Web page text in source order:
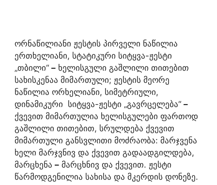
ორნაწილიანი ჟესტის პირველი ნაწილია
ერთხელიანი, სტატიკური სიტყვა-ჟესტი
„თბილი“ – ხელისგული გაშლილი თითებით
სახისკენაა მიმართული; ჟესტის მეორე
ნაწილია ორხელიანი, სიმეტრიული,
დინამიკური სიტყვა-ჟესტი „გავრცელება“ –
ქვევით მიმართულია ხელისგულები ფართოდ
გაშლილი თითებით, სრულდება ქვევით
მიმართული განსვლითი მოძრაობა: მარჯვენა
ხელი მარჯვნივ და ქვევით გადაადგილდება,
მარცხენა – მარცხნივ და ქვევით. ჟესტი
წარმოდგენილია სახისა და მკერდის დონეზე.